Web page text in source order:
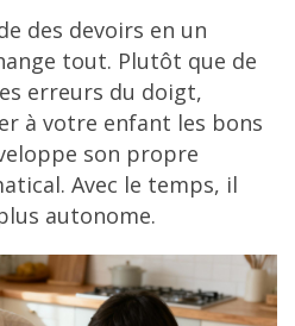
des devoirs en un
tout. Plutôt que de
erreurs du doigt,
à votre enfant les bons
son propre
Avec le temps, il
autonome.